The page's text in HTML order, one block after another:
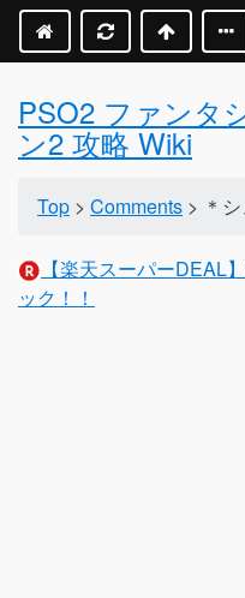
PSO2 ファンタ
ン2 攻略 Wiki
Top > Comments > ＊
【楽天スーパーDEAL
ック！！